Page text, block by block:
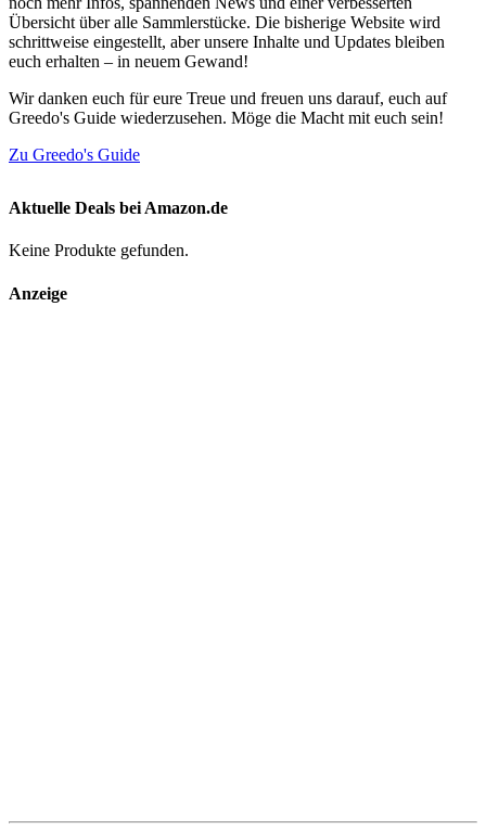
Übersicht über alle Sammlerstücke. Die bisherige Website wird
schrittweise eingestellt, aber unsere Inhalte und Updates bleiben
euch erhalten – in neuem Gewand!
Wir danken euch für eure Treue und freuen uns darauf, euch auf
Greedo's Guide wiederzusehen. Möge die Macht mit euch sein!
Zu Greedo's Guide
Aktuelle Deals bei Amazon.de
Keine Produkte gefunden.
Anzeige